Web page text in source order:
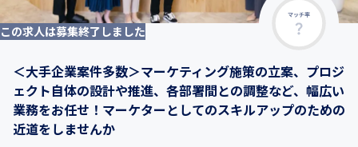
マッチ率
この求人は募集終了しました
＜大手企業案件多数＞マーケティング施策の立案、プロジ
ェクト自体の設計や推進、各部署間との調整など、幅広い
業務をお任せ！マーケターとしてのスキルアップのための
近道をしませんか